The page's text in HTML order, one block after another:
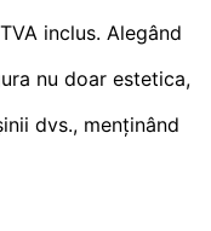
inclus. Alegând
nu doar estetica,
dvs., menținând